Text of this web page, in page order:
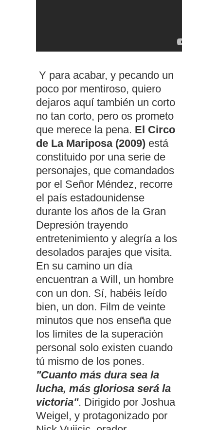
Y para acabar, y pecando un
poco por mentiroso, quiero
dejaros aquí también un corto
no tan corto, pero os prometo
que merece la pena. El Circo
de La Mariposa (2009) está
constituido por una serie de
personajes, que comandados
por el Señor Méndez, recorre
el país estadounidense
durante los años de la Gran
Depresión trayendo
entretenimiento y alegría a los
desolados parajes que visita.
En su camino un día
encuentran a Will, un hombre
con un don. Sí, habéis leído
bien, un don. Film de veinte
minutos que nos enseña que
los limites de la superación
personal solo existen cuando
tú mismo de los pones.
"Cuanto más dura sea la
lucha, más gloriosa será la
victoria". Dirigido por Joshua
Weigel, y protagonizado por